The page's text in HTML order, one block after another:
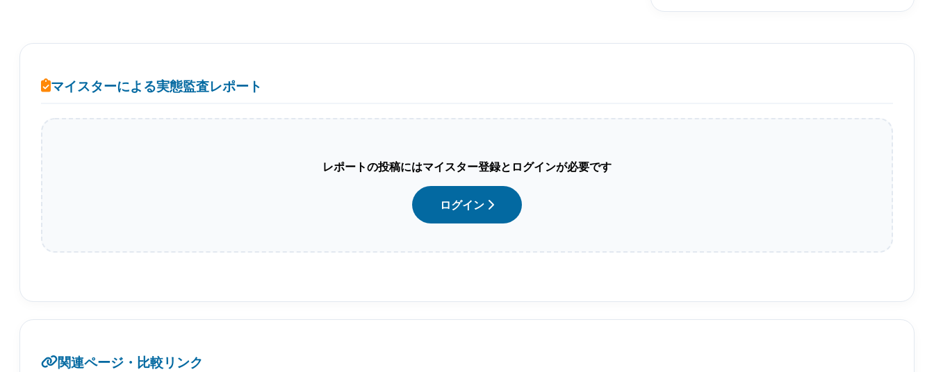
マイスターによる実態監査レポート
レポートの投稿にはマイスター登録とログインが必要です
ログイン
関連ページ・比較リンク